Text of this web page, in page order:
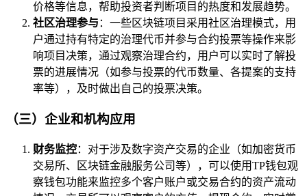
价格等信息，帮助投资者判断项目的热度和发展趋势。
社区治理参与 ：一些区块链项目采用社区治理模式，用
户通过持有特定的治理代币并参与合约投票等操作来影
响项目决策，通过观察治理合约，用户可以实时了解投
票的进展情况（如参与投票的代币数量、各提案的支持
率等），及时做出自己的投票决策。
（三）企业和机构应用
财务监控：对于涉及数字资产交易的企业（如加密货币
交易所、区块链金融服务公司等），可以使用TP钱包观
察钱包功能来监控多个客户账户或交易合约的资产流动